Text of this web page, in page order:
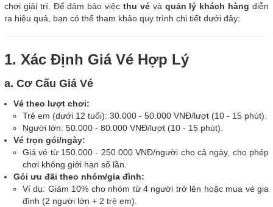
chơi giải trí. Để đảm bảo việc thu vévà quản lý khách hàng diễn
ra hiệu quả, bạn có thể tham khảo quy trình chi tiết dưới đây:
1. Xác Định Giá Vé Hợp Lý
a. Cơ Cấu Giá Vé
Vé theo lượt chơi:
Trẻ em (dưới 12 tuổi): 30.000 - 50.000 VNĐ/lượt (10 - 15 phút).
Người lớn: 50.000 - 80.000 VNĐ/lượt (10 - 15 phút).
Vé trọn gói/ngày:
Giá vé từ 150.000 - 250.000 VNĐ/người cho cả ngày, cho phép
chơi không giới hạn số lần.
Gói ưu đãi theo nhóm/gia đình:
Ví dụ: Giảm 10% cho nhóm từ 4 người trở lên hoặc mua vé gia
đình (2 người lớn + 2 trẻ em).